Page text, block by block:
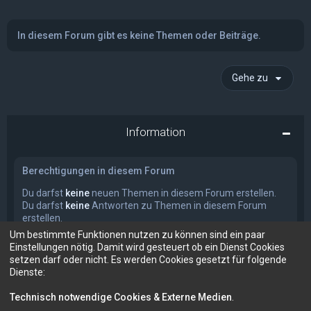
In diesem Forum gibt es keine Themen oder Beiträge.
Gehe zu
Information
Berechtigungen in diesem Forum
Du darfst keineneuen Themen in diesem Forum erstellen.
Du darfst keineAntworten zu Themen in diesem Forum
erstellen.
Du darfst deine Beiträge in diesem Forumnicht ändern.
Du darfst deine Beiträge in diesem Forum nichtlöschen.
Du darfstkeineDateianhänge in diesem Forum erstellen.
Um bestimmte Funktionen nutzen zu können sind ein paar
Einstellungen nötig. Damit wird gesteuert ob ein Dienst Cookies
setzen darf oder nicht. Es werden Cookies gesetzt für folgende
Dienste:
Technisch notwendige Cookies & Externe Medien